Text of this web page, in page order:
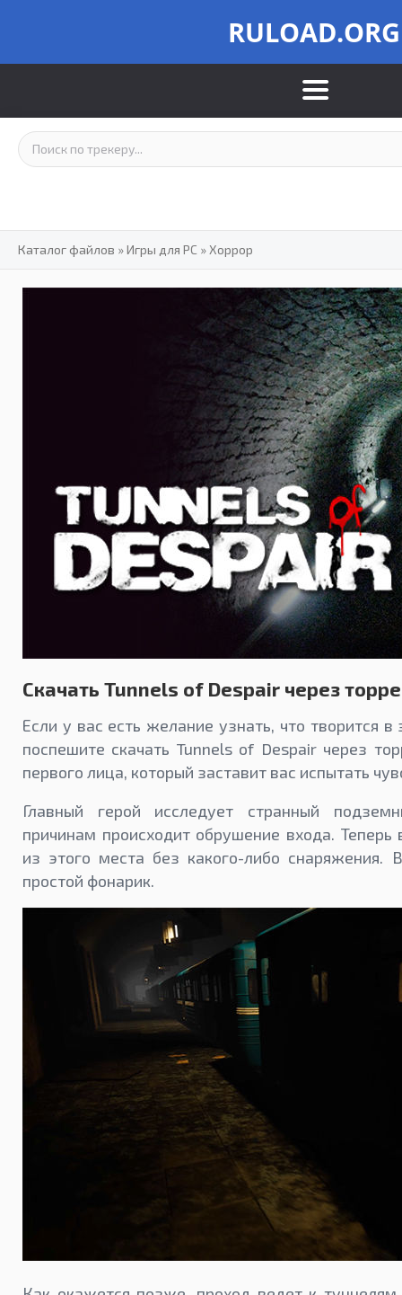
RULOAD.ORG
Каталог файлов »Игры для PC »Хоррор
Скачать Tunnels of Despair через
Если у вас есть желание узнать, что творится
поспешите скачать Tunnels of Despair через
первого лица, который заставит вас испытать
Главный герой исследует странный
причинам происходит обрушение входа.
из этого места без какого-либо
простой фонарик.